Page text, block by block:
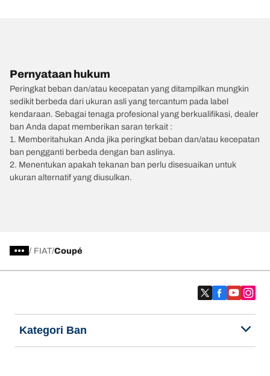
Pernyataan hukum
Peringkat beban dan/atau kecepatan yang ditampilkan mungkin
sedikit berbeda dari ukuran asli yang tercantum pada label
kendaraan. Sebagai tenaga profesional yang berkualifikasi, dealer
ban Anda dapat memberikan saran terkait :
1. Memberitahukan Anda jika peringkat beban dan/atau kecepatan
ban pengganti berbeda dengan ban aslinya.
2. Menentukan apakah tekanan ban perlu disesuaikan untuk
ukuran alternatif yang diusulkan.
/ FIAT Coupé
Kategori Ban